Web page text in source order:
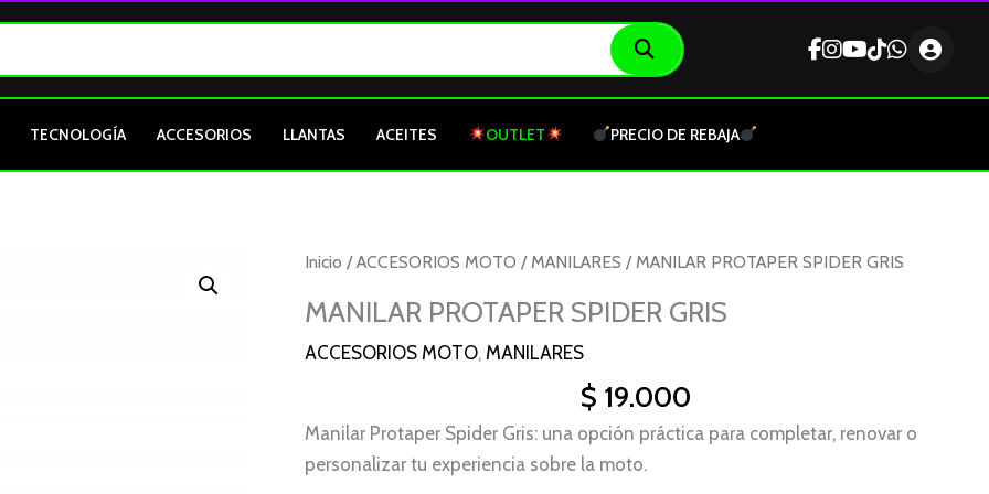
TECNOLOGÍA ACCESORIOS LLANTAS ACEITES OUTLET PRECIO DE REBAJA
Inicio /ACCESORIOS MOTO /MANILARES / MANILAR PROTAPER SPIDER GRIS
MANILAR PROTAPER SPIDER GRIS
ACCESORIOS MOTO, MANILARES
$ 19.000
Manilar Protaper Spider Gris: una opción práctica para completar, renovar o
personalizar tu experiencia sobre la moto.
MANILAR
SPIDER
GRIS